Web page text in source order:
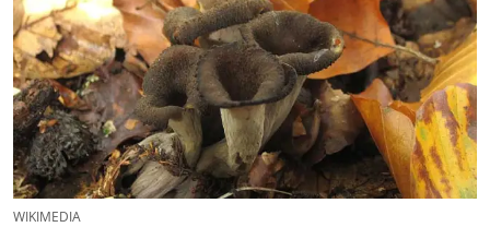
WIKIMEDIA